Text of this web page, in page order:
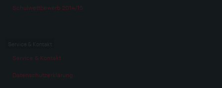
Schulwettbewerb 2014/15
Service & Kontakt
Datenschutzerklärung